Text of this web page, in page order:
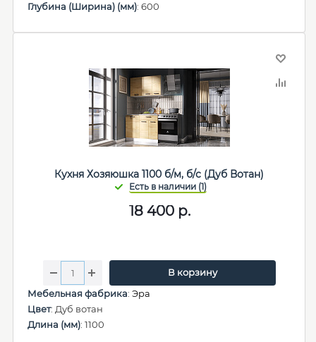
Глубина (Ширина) (мм): 600
Кухня Хозяюшка 1100 б/м, б/с (Дуб Вотан)
18 400р.
В корзину
Мебельная фабрика: Эра
Цвет: Дуб вотан
Длина (мм): 1100